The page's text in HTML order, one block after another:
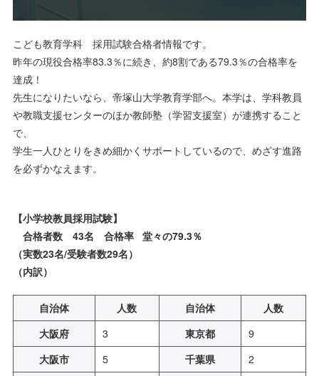
こども教育学科 採用試験合格者情報です。
昨年の現役合格率83.3％に続き、約8割である79.3％の合格率を
達成！
先生になりたいなら、帝塚山大学教育学部へ。本学は、学科教員
や教職支援センターのほか教師塾（学習支援室）が連携すること
で、
学生一人ひとりをきめ細かくサポートしているので、めざす進路
を必ずかなえます。
【小学校教員採用試験】
合格者数 43名 合格率 堂々の79.3％
（実数23名/受験者数29名）
（内訳）
自治体 人数 自治体
人数
大阪府
3 東京都
9
大阪市
5 千葉県
2